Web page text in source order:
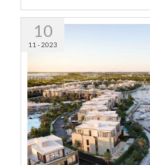
10
11 - 2023